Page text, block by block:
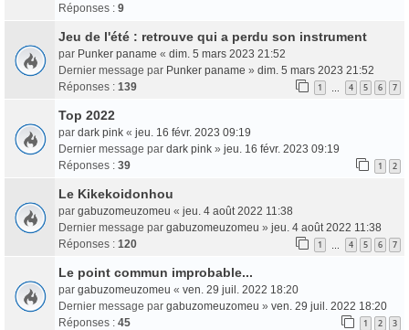
Réponses : 9
Jeu de l'été : retrouve qui a perdu son instrument
par Punker paname « dim. 5 mars 2023 21:52
Dernier message par Punker paname » dim. 5 mars 2023 21:52
Réponses : 139 1 4 5 6 7
Top 2022
par dark pink « jeu. 16 févr. 2023 09:19
Dernier message par dark pink » jeu. 16 févr. 2023 09:19
Réponses : 39 1 2
Le Kikekoidonhou
par gabuzomeuzomeu « jeu. 4 août 2022 11:38
Dernier message par gabuzomeuzomeu » jeu. 4 août 2022 11:38
Réponses : 120 1 4 5 6 7
Le point commun improbable...
par gabuzomeuzomeu « ven. 29 juil. 2022 18:20
Dernier message par gabuzomeuzomeu » ven. 29 juil. 2022 18:20
Réponses : 45 1 2 3